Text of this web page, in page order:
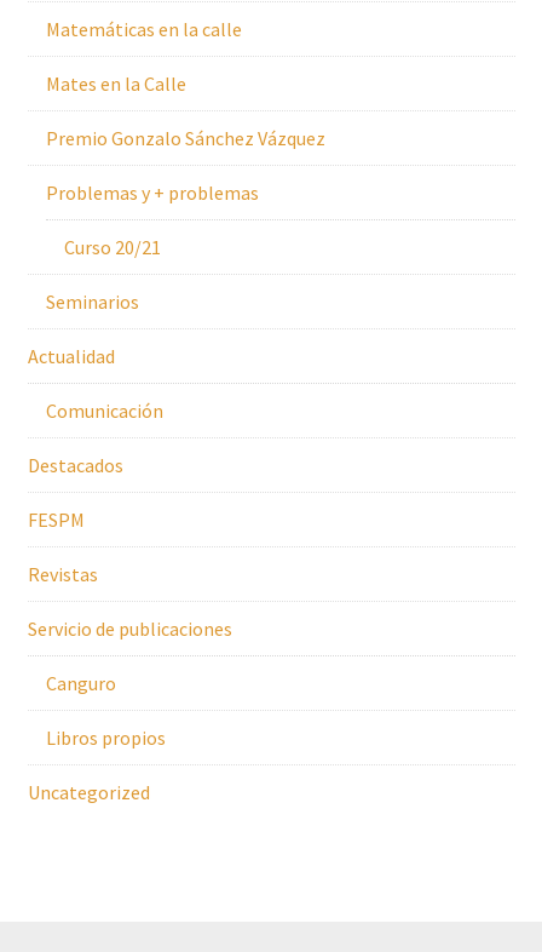
Matemáticas en la calle
Mates en la Calle
Premio Gonzalo Sánchez Vázquez
Problemas y + problemas
Curso 20/21
Seminarios
Actualidad
Comunicación
Destacados
FESPM
Revistas
Servicio de publicaciones
Canguro
Libros propios
Uncategorized